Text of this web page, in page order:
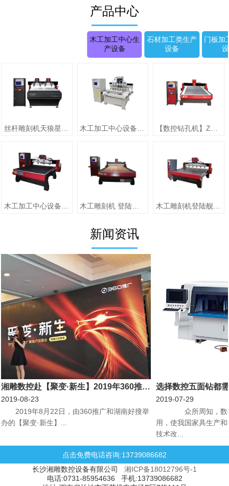
产品中心
木工加工中心生
产设备
石材加工类生产
设备
门板加
木工雕刻机登陆舰系列 ZMD-1618A
新闻资讯
湘雕数控赴【聚变·新生】2019年360推广新客户见面会机械行业专场会议
2019-08-23
​2019年8月22日，由360推广和湖南好搜举
办的【聚变·新生】...
选择数控五面钻都
2019-07-29
众所周知，数
用，使我国家具生产
技术改...
点击免费电话咨询:13739086682
长沙湘雕数控设备有限公司 湘ICP备18012796号-1
电话:0731-85954636 手机:13739086682